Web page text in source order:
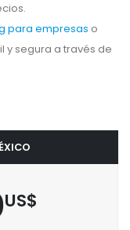
para empresas o
y segura a través de
US$